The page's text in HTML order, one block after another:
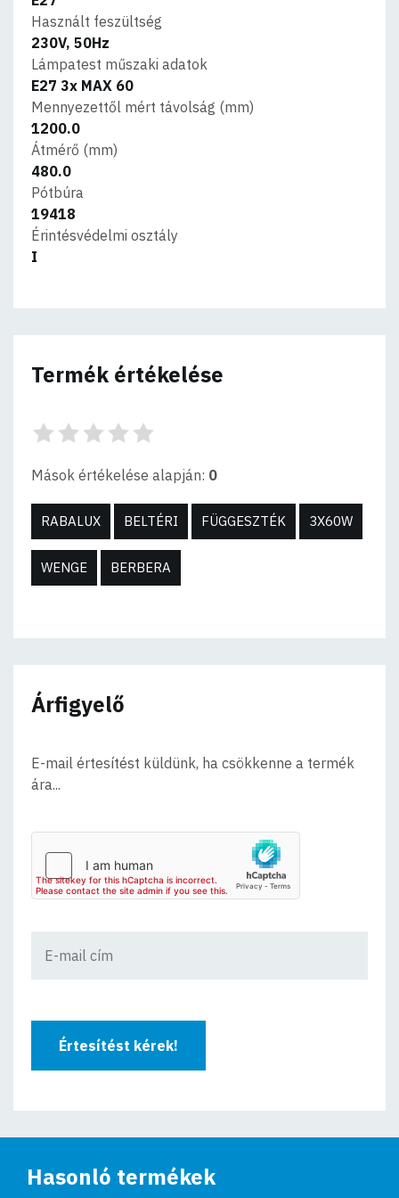
Használt feszültség
230V, 50Hz
Lámpatest műszaki adatok
E27 3x MAX 60
Mennyezettől mért távolság (mm)
1200.0
Átmérő (mm)
480.0
Pótbúra
19418
Érintésvédelmi osztály
I
Termék értékelése
Mások értékelése alapján: 0
RABALUX BELTÉRI FÜGGESZTÉK 3X60W
WENGE BERBERA
Árfigyelő
E-mail értesítést küldünk, ha csökkenne a termék
ára...
Értesítést kérek!
Hasonló termékek